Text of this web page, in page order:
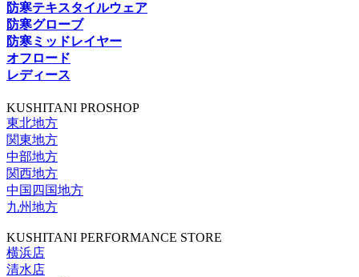
防寒テキスタイルウェア
防寒グローブ
防寒ミッドレイヤー
オフロード
レディース
KUSHITANI PROSHOP
東北地方
関東地方
中部地方
関西地方
中国四国地方
九州地方
KUSHITANI PERFORMANCE STORE
横浜店
清水店